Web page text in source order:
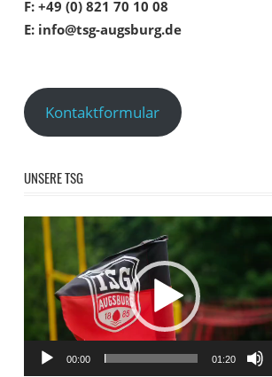
F: +49 (0) 821 70 10 08
E: info@tsg-augsburg.de
Kontaktformular
UNSERE TSG
Video-
Player
00:00 01:20